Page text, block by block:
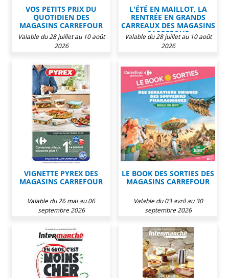
VOS PETITS PRIX DU
QUOTIDIEN DES
MAGASINS CARREFOUR
Valable du 28 juillet au 10 août
2026
L'ÉTÉ EN MAILLOT, LA
RENTRÉE EN GRANDS
CARREAUX DES MAGASINS
CARREFOUR
Valable du 28 juillet au 10 août
2026
VIGNETTE PYREX DES
MAGASINS CARREFOUR
Valable du 26 mai au 06
septembre 2026
LE BOOK DES SORTIES DES
MAGASINS CARREFOUR
Valable du 03 avril au 30
septembre 2026